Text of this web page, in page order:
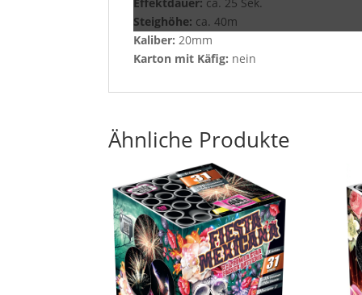
Steighöhe: ca. 40m
Kaliber:20mm
Karton mit Käfig: nein
Ähnliche Produkte